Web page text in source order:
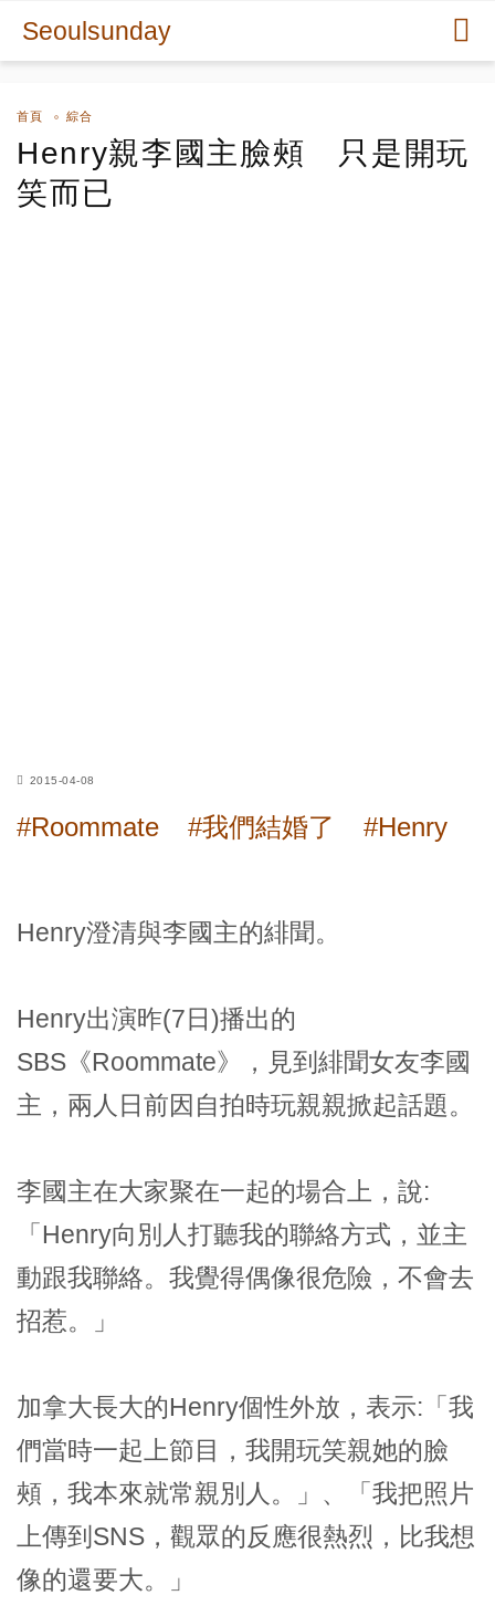
Seoulsunday
首頁 綜合
Henry親李國主臉頰 只是開玩
笑而已
2015-04-08
#Roommate #我們結婚了 #Henry
Henry澄清與李國主的緋聞。
Henry出演昨(7日)播出的
SBS《Roommate》，見到緋聞女友李國
主，兩人日前因自拍時玩親親掀起話題。
李國主在大家聚在一起的場合上，說:
「Henry向別人打聽我的聯絡方式，並主
動跟我聯絡。我覺得偶像很危險，不會去
招惹。」
加拿大長大的Henry個性外放，表示:「我
們當時一起上節目，我開玩笑親她的臉
頰，我本來就常親別人。」、「我把照片
上傳到SNS，觀眾的反應很熱烈，比我想
像的還要大。」